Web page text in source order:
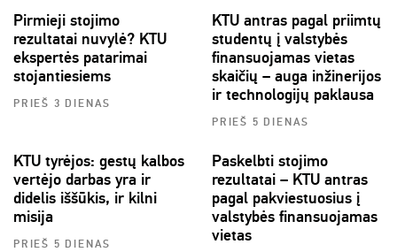
Pirmieji stojimo
rezultatai nuvylė? KTU
ekspertės patarimai
stojantiesiems
PRIEŠ 3 DIENAS
KTU antras pagal priimtų
studentų į valstybės
finansuojamas vietas
skaičių – auga inžinerijos
ir technologijų paklausa
PRIEŠ 5 DIENAS
KTU tyrėjos: gestų kalbos
vertėjo darbas yra ir
didelis iššūkis, ir kilni
misija
PRIEŠ 5 DIENAS
Paskelbti stojimo
rezultatai – KTU antras
pagal pakviestuosius į
valstybės finansuojamas
vietas